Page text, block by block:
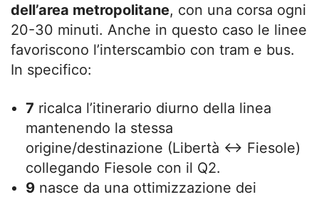
dell’area metropolitane, con una corsa ogni
20-30 minuti. Anche in questo caso le linee
favoriscono l’interscambio con tram e bus.
In specifico:
7 ricalca l’itinerario diurno della linea
mantenendo la stessa
origine/destinazione (Libertà ↔ Fiesole)
collegando Fiesole con il Q2.
9 nasce da una ottimizzazione dei